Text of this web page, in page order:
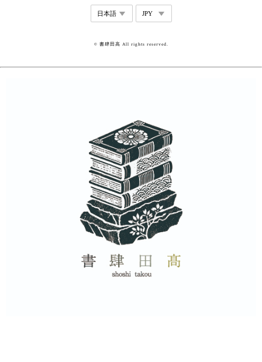
© 書肆田高 All rights reserved.